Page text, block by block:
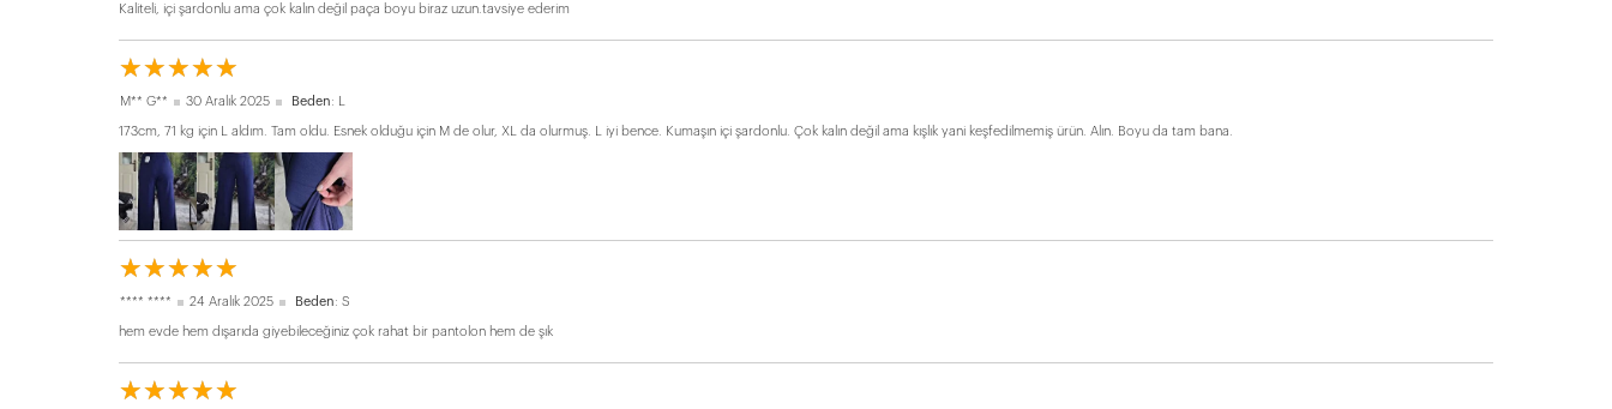
Kaliteli, içi şardonlu ama çok kalın değil paça boyu biraz uzun.tavsiye ederim
☆☆☆☆☆
★★★★★
M** G** 30 Aralık 2025 Beden: L
173cm, 71 kg için L aldım. Tam oldu. Esnek olduğu için M de olur, XL da olurmuş. L iyi bence. Kumaşın içi şardonlu. Çok kalın değil ama kışlık yani keşfedilmemiş ürün. Alın. Boyu da tam bana.
☆☆☆☆☆
★★★★★
**** **** 24 Aralık 2025 Beden: S
hem evde hem dışarıda giyebileceğiniz çok rahat bir pantolon hem de şık
☆☆☆☆☆
★★★★★